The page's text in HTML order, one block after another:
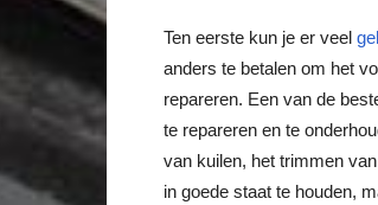
Ten eerste kun je er veel
anders te betalen om het
repareren. Een van de
te repareren en te
van kuilen, het trimmen
in goede staat te houden,